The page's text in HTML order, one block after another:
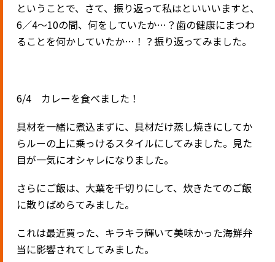
ということで、さて、振り返って私はといいいますと、
6／4〜10の間、何をしていたか…？歯の健康にまつわ
ることを何かしていたか…！？振り返ってみました。
6/4 カレーを食べました！
具材を一緒に煮込まずに、具材だけ蒸し焼きにしてか
らルーの上に乗っけるスタイルにしてみました。見た
目が一気にオシャレになりました。
さらにご飯は、大葉を千切りにして、炊きたてのご飯
に散りばめらてみました。
これは最近買った、キラキラ輝いて美味かった海鮮弁
当に影響されてしてみました。